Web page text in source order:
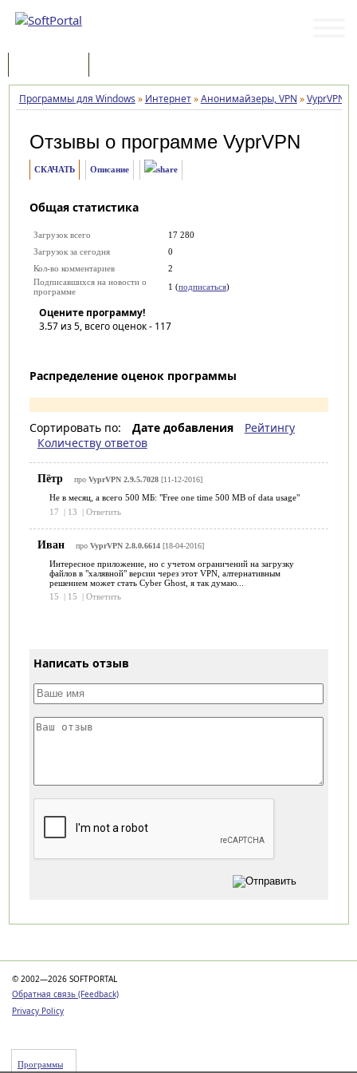
Программы для Windows » Интернет»Анонимайзеры, VPN »VyprVPN
Отзывы о программе VyprVPN
СКАЧАТЬ Описание
Общая статистика
Загрузок всего
17 280
Загрузок за сегодня
0
Кол-во комментариев
2
Подписавшихся на новости о
программе
1 (подписаться)
Оцените программу!
3.57из 5, всего оценок - 117
Распределение оценок программы
Сортировать по: Дате добавления
Рейтингу
Количеству ответов
Пётр про VyprVPN 2.9.5.7028[11-12-2016]
Не в месяц, а всего 500 МБ: "Free one time 500 MB of data usage"
17
| 13 | Ответить
Иван про VyprVPN 2.8.0.6614[18-04-2016]
Интересное приложение, но с учетом ограничений на загрузку
файлов в "халявной" версии через этот VPN, алтернативным
решением может стать Cyber Ghost, я так думаю...
15
| 15 | Ответить
Написать отзыв
© 2002—2026 SOFTPORTAL
Обратная связь (Feedback)
Privacy Policy
Программы